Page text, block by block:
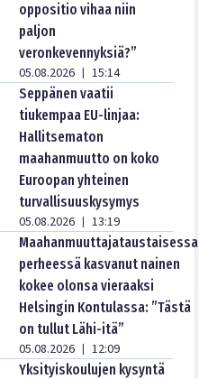
oppositio vihaa niin
paljon
veronkevennyksiä?”
05.08.2026 | 15:14
Seppänen vaatii
tiukempaa EU-linjaa:
Hallitsematon
maahanmuutto on koko
Euroopan yhteinen
turvallisuuskysymys
05.08.2026 | 13:19
Maahanmuuttajataustaisessa
perheessä kasvanut nainen
kokee olonsa vieraaksi
Helsingin Kontulassa: ”Tästä
on tullut Lähi-itä”
05.08.2026 | 12:09
Yksityiskoulujen kysyntä